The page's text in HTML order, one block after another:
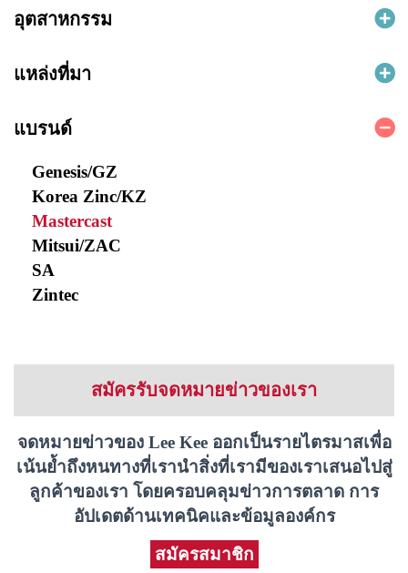
อุตสาหกรรม
แหล่งที่มา
แบรนด์
Genesis/GZ
Korea Zinc/KZ
Mastercast
Mitsui/ZAC
SA
Zintec
สมัครรับจดหมายข่าวของเรา
จดหมายข่าวของ Lee Kee ออกเป็นรายไตรมาสเพื่อ
เน้นย้ำถึงหนทางที่เรานำสิ่งที่เรามีของเราเสนอไปสู่
ลูกค้าของเรา โดยครอบคลุมข่าวการตลาด การ
อัปเดตด้านเทคนิคและข้อมูลองค์กร
สมัครสมาชิก